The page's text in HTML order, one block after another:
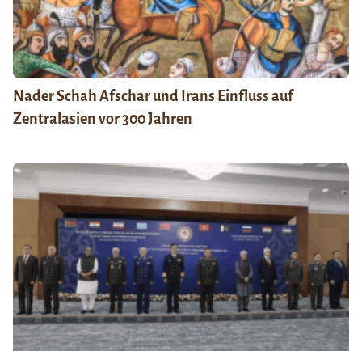
Nader Schah Afschar und Irans Einfluss auf
Zentralasien vor 300 Jahren